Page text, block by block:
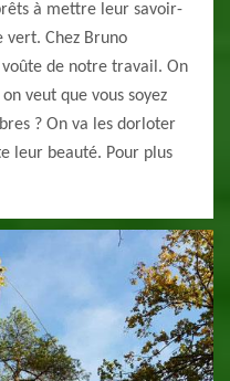
à mettre leur savoir-
vert. Chez Bruno
de notre travail. On
veut que vous soyez
? On va les dorloter
leur beauté. Pour plus